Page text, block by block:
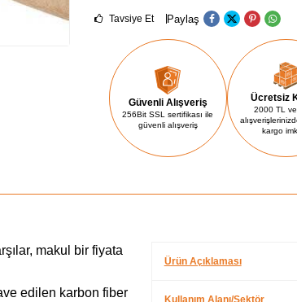
Tavsiye Et Paylaş
Güvenli Alışveriş
256Bit SSL sertifikası ile
güvenli alışveriş
Ücretsiz
2000 TL
kargo
makul bir fiyata
edilen karbon fiber
Ürün Açıklaması
Kullanım Alanı/Sektör